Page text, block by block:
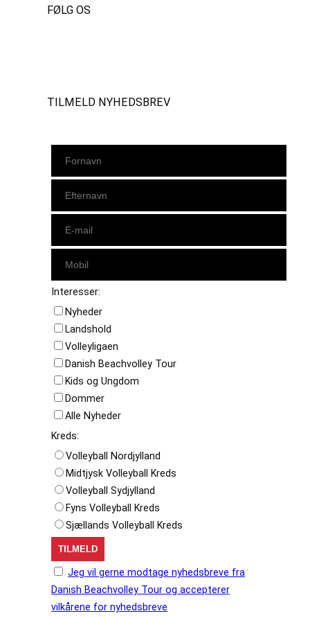
FØLG OS
TILMELD NYHEDSBREV
Interesser:
Nyheder
Landshold
Volleyligaen
Danish Beachvolley Tour
Kids og Ungdom
Dommer
Alle Nyheder
Kreds:
Volleyball Nordjylland
Midtjysk Volleyball Kreds
Volleyball Sydjylland
Fyns Volleyball Kreds
Sjællands Volleyball Kreds
Jeg vil gerne modtage nyhedsbreve fra
Danish Beachvolley Tour og accepterer
vilkårene for nyhedsbreve